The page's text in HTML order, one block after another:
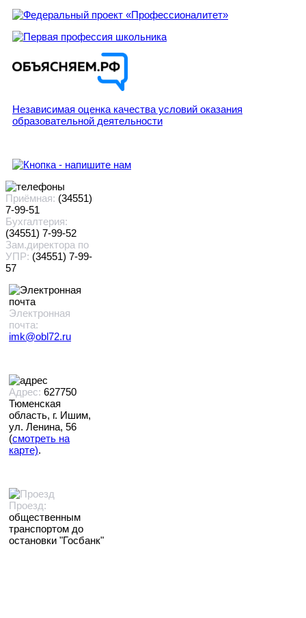
Независимая оценка качества условий оказания
образовательной деятельности
Приёмная: (34551)
7-99-51
Бухгалтерия:
(34551) 7-99-52
Зам.директора по
УПР: (34551) 7-99-
57
Электронная
почта:
imk@obl72.ru
Адрес: 627750
Тюменская
область, г. Ишим,
ул. Ленина, 56
(смотреть на
карте).
Проезд:
общественным
транспортом до
остановки "Госбанк"